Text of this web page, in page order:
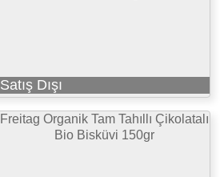
Satış Dışı
Freitag Organik Tam Tahıllı Çikolatalı
Bio Bisküvi 150gr